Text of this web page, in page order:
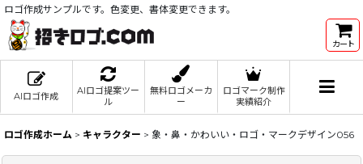
ロゴ作成サンプルです。色変更、書体変更できます。
カート
AIロゴ作成
AIロゴ提案ツー
ル
無料ロゴメーカ
ー
ロゴマーク制作
実績紹介
ロゴ作成ホーム > キャラクター > 象・鼻・かわいい・ロゴ・マークデザイン056